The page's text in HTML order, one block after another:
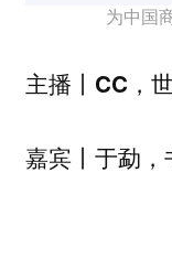
为中国
主播丨CC ，
嘉宾丨于勐，